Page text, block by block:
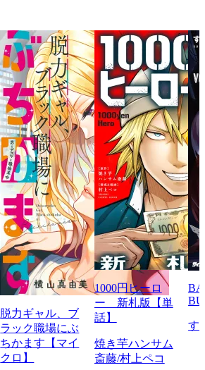
脱力ギャル、ブ
ラック職場にぶ
ちかます【マイ
クロ】
1000円ヒーロ
ー 新札版【単
話】
焼き芋ハンサム
斎藤/村上ペコ
す